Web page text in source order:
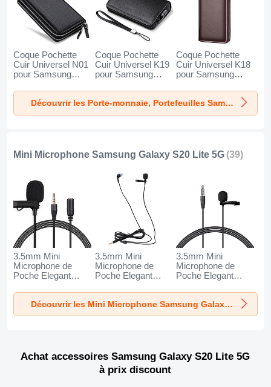
Coque Pochette
Cuir Universel N01
pour Samsung
Noir
Coque Pochette
Cuir Universel K19
pour Samsung
Noir
Coque Pochette
Cuir Universel K18
pour Samsung
Marron
Découvrir les Porte-monnaie, Portefeuilles Samsung Galaxy S20 Lite 5G
Mini Microphone Samsung Galaxy S20 Lite 5G (39)
3.5mm Mini
Microphone de
Poche Elegant
Parleur K06 pour
Samsung Galaxy
S20 Lite 5G Noir
3.5mm Mini
Microphone de
Poche Elegant
Parleur K05 pour
Samsung Galaxy
S20 Lite 5G Noir
3.5mm Mini
Microphone de
Poche Elegant
Parleur K08 pour
Samsung Galaxy
S20 Lite 5G Noir
Découvrir les Mini Microphone Samsung Galaxy S20 Lite 5G
Achat accessoires Samsung Galaxy S20 Lite 5G
à prix discount